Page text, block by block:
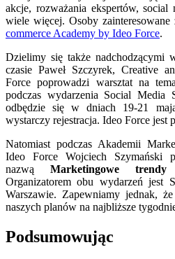
akcje, rozważania ekspertów,
wiele więcej. Osoby zainteresowane
commerce Academy by Ideo Force.
Dzielimy się także nadchodzącymi
czasie Paweł Szczyrek, Creative
Force poprowadzi warsztat na
podczas wydarzenia Social Media
odbędzie się w dniach 19-21
wystarczy rejestracja. Ideo Force jest
Natomiast podczas Akademii
Ideo Force Wojciech Szymański
nazwąMarketingowe
Organizatorem obu wydarzeń jest
Warszawie. Zapewniamy jednak,
naszych planów na najbliższe
Podsumowując